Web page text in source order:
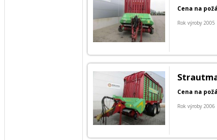
Cena na
Rok výroby 2005
Cena na
Rok výroby 2006